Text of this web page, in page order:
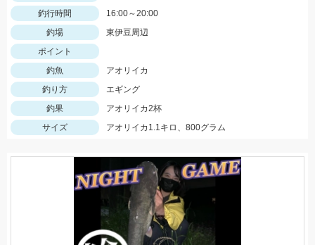
釣行時間
16:00～20:00
釣場
東伊豆周辺
ポイント
釣魚
アオリイカ
釣り方
エギング
釣果
アオリイカ2杯
サイズ
アオリイカ1.1キロ、800グラム